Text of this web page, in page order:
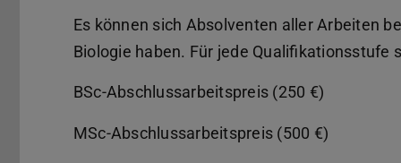
Es können sich Absolventen aller Arbeiten
Biologie haben. Für jede Qualifikationsstufe
BSc-Abschlussarbeitspreis (250 €)
MSc-Abschlussarbeitspreis (500 €)